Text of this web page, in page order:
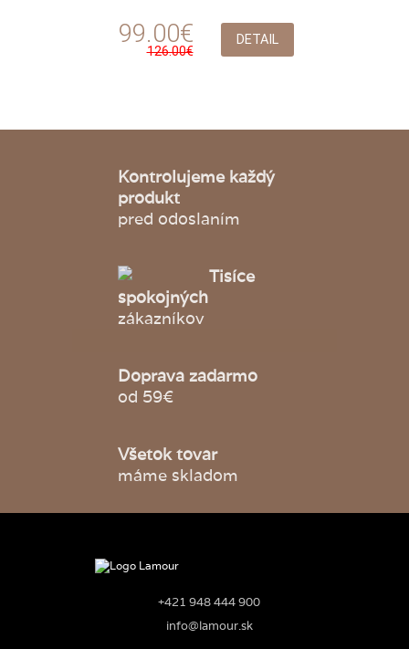
99.00€
126.00€
DETAIL
Kontrolujeme každý
produkt
pred odoslaním
Tisíce
spokojných
zákazníkov
Doprava zadarmo
od 59€
Všetok tovar
máme skladom
+421 948 444 900
info@lamour.sk